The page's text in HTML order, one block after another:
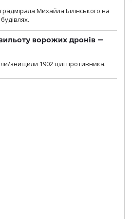
Михайла Білінського на
ворожих дронів —
знищили 1902 цілі противника.